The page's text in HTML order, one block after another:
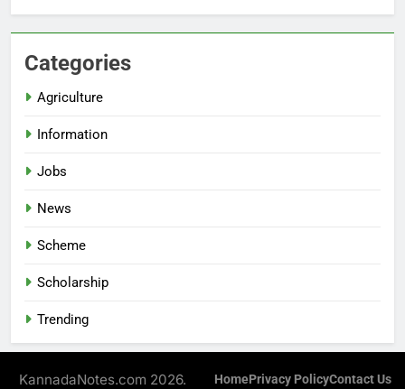
Categories
Agriculture
Information
Jobs
News
Scheme
Scholarship
Trending
KannadaNotes.com 2026. HomePrivacy PolicyContact Us